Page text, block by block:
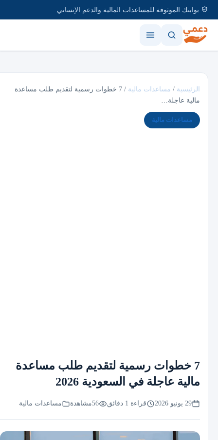
بوابتك الموثوقة للمساعدات المالية والدعم الإنساني
الرئيسية / مساعدات مالية /
7 خطوات رسمية لتقديم طلب مساعدة
مالية عاجلة…
مساعدات مالية
7 خطوات رسمية لتقديم طلب مساعدة
مالية عاجلة في السعودية 2026
29 يونيو 2026 قراءة 1 دقائق 56مشاهدة مساعدات مالية